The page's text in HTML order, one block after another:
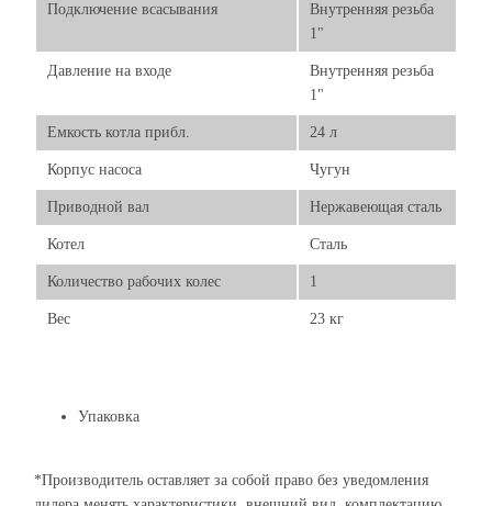
Подключение всасывания
Внутренняя резьба
1"
Давление на входе
Внутренняя резьба
1"
Емкость котла прибл. 24 л
Корпус насоса Чугун
Приводной вал Нержавеющая сталь
Котел Сталь
Количество рабочих колес 1
Вес 23 кг
Упаковка
*Производитель оставляет за собой право без уведомления